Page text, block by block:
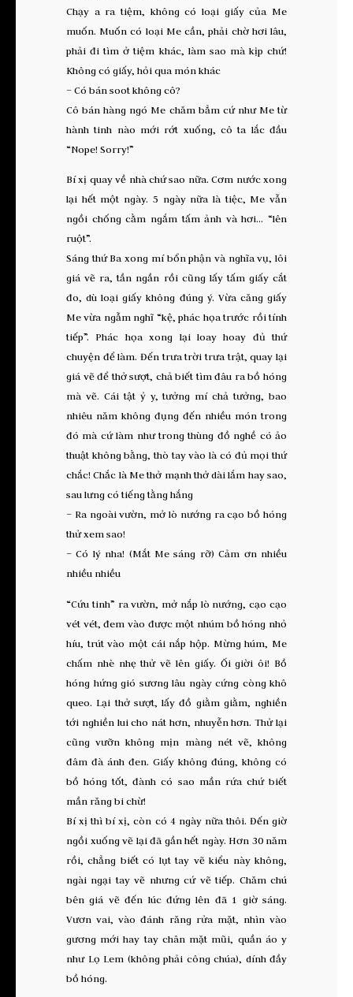
Chạy a ra tiệm, không có loại giấy của Me
muốn. Muốn có loại Me cần, phải chờ hơi lâu,
phải đi tìm ở tiệm khác, làm sao mà kịp chứ!
Không có giấy, hỏi qua món khác
– Có bán soot không cô?
Cô bán hàng ngó Me chăm bẳm cứ như Me từ
hành tinh nào mới rớt xuống, cô ta lắc đầu
“Nope! Sorry!”
Bí xị quay về nhà chứ sao nữa. Cơm nước xong
lại hết một ngày. 5 ngày nữa là tiệc, Me vẫn
ngồi chống cằm ngắm tấm ảnh và hơi… “lên
ruột”.
Sáng thứ Ba xong mí bổn phận và nghĩa vụ, lôi
giá vẽ ra, tần ngần rồi cũng lấy tấm giấy cắt
đo, dù loại giấy không đúng ý. Vừa căng giấy
Me vừa ngẫm nghĩ “kệ, phác họa trước rồi tính
tiếp”. Phác họa xong lại loay hoay đủ thứ
chuyện để làm. Đến trưa trời trưa trật, quay lại
giá vẽ để thở sượt, chả biết tìm đâu ra bồ hóng
mà vẽ. Cái tật ỷ y, tưởng mí chả tưởng, bao
nhiêu năm không đụng đến nhiều món trong
đó mà cứ làm như trong thùng đồ nghề có ảo
thuật không bằng, thò tay vào là có đủ mọi thứ
chắc! Chắc là Me thở mạnh thở dài lắm hay sao,
sau lưng có tiếng tằng hắng
– Ra ngoài vườn, mở lò nướng ra cạo bồ hóng
thử xem sao!
– Có lý nha! (Mắt Me sáng rỡ) Cảm ơn nhiều
nhiều nhiều
“Cứu tinh” ra vườn, mở nắp lò nướng, cạo cạo
vét vét, đem vào được một nhúm bồ hóng nhỏ
híu, trút vào một cái nắp hộp. Mừng húm, Me
chấm nhè nhẹ thử vẽ lên giấy. Ối giời ôi! Bồ
hóng hứng gió sương lâu ngày cứng còng khô
queo. Lại thở sượt, lấy đồ giằm giằm, nghiền
tới nghiền lui cho nát hơn, nhuyễn hơn. Thử lại
cũng vưỡn không mịn màng nét vẽ, không
đâm đà ánh đen. Giấy không đúng, không có
bồ hóng tốt, đành có sao mần rứa chứ biết
mần răng bi chừ!
Bí xị thì bí xị, còn có 4 ngày nữa thôi. Đến giờ
ngồi xuống vẽ lại đã gần hết ngày. Hơn 30 năm
rồi, chẳng biết có lụt tay vẽ kiểu này không,
ngài ngại tay vẽ nhưng cứ vẽ tiếp. Chăm chú
bên giá vẽ đến lúc đứng lên đã 1 giờ sáng.
Vươn vai, vào đánh răng rửa mặt, nhìn vào
gương mới hay tay chân mặt mũi, quần áo y
như Lọ Lem (không phải công chúa), dính đầy
bồ hóng.